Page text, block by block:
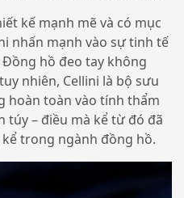
kế mạnh mẽ và có mục
nhấn mạnh vào sự tinh tế
Đồng hồ đeo tay không
nhiên, Cellini là bộ sưu
hoàn toàn vào tính thẩm
túy – điều mà kể từ đó đã
trong ngành đồng hồ.